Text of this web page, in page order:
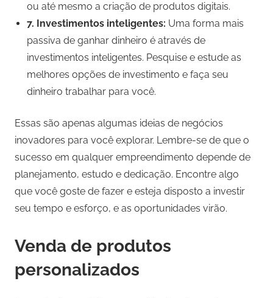
ou até mesmo a criação de produtos digitais.
7. Investimentos inteligentes: Uma forma mais
passiva de ganhar dinheiro é através de
investimentos inteligentes. Pesquise e estude as
melhores opções de investimento e faça seu
dinheiro trabalhar para você.
Essas são apenas algumas ideias de negócios
inovadores para você explorar. Lembre-se de que o
sucesso em qualquer empreendimento depende de
planejamento, estudo e dedicação. Encontre algo
que você goste de fazer e esteja disposto a investir
seu tempo e esforço, e as oportunidades virão.
Venda de produtos
personalizados